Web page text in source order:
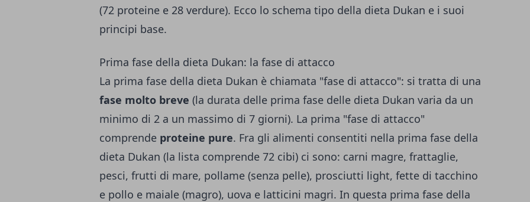
(72 proteine e 28 verdure). Ecco lo schema tipo della dieta Dukan e i suoi
principi base.
Prima fase della dieta Dukan: la fase di attacco
La prima fase della dieta Dukan è chiamata "fase di attacco": si tratta di una
fase molto breve (la durata delle prima fase delle dieta Dukan varia da un
minimo di 2 a un massimo di 7 giorni). La prima "fase di attacco"
comprende proteine pure. Fra gli alimenti consentiti nella prima fase della
dieta Dukan (la lista comprende 72 cibi) ci sono: carni magre, frattaglie,
pesci, frutti di mare, pollame (senza pelle), prosciutti light, fette di tacchino
e pollo e maiale (magro), uova e latticini magri. In questa prima fase della